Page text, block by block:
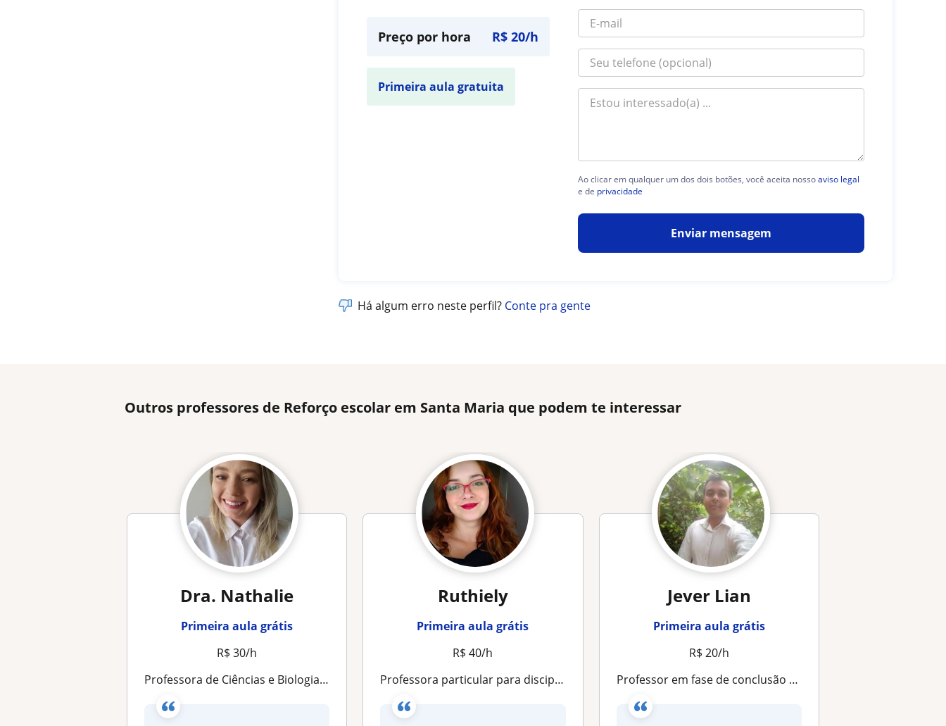
Preço por hora R$ 20/h
Primeira aula gratuita
Ao clicar em qualquer um dos dois botões, você aceita nossoaviso legal
e de privacidade
Enviar mensagem
Há algum erro neste perfil? Conte pra gente
Outros professores de Reforço escolar em Santa Maria que podem te interessar
Dra. Nathalie
Primeira aula grátis
R$ 30/h
Professora de Ciências e Biologia com Doutorado e ampla experiência
Ruthiely
Primeira aula grátis
R$ 40/h
Professora particular para disciplinas de anos iniciais
Jever Lian
Primeira aula grátis
R$ 20/h
Professor em fase de conclusão do curso de Licenciatura em História. Contudo, tenho habilidades para auxiliar no reforço escolar das seguintes áreas: história, geografia, inglês, filosofia e língua português nos níveis fundamental e médio